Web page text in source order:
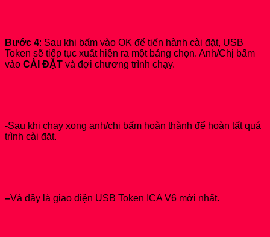
Bước 4: Sau khi bấm vào OK để tiến hành cài đặt, USB
Token sẽ tiếp tục xuất hiện ra một bảng chọn. Anh/Chị bấm
vào CÀI ĐẶT và đợi chương trình chạy.
-Sau khi chạy xong anh/chị bấm hoàn thành để hoàn tất quá
trình cài đặt.
–Và đây là giao diện USB Token ICA V6 mới nhất.